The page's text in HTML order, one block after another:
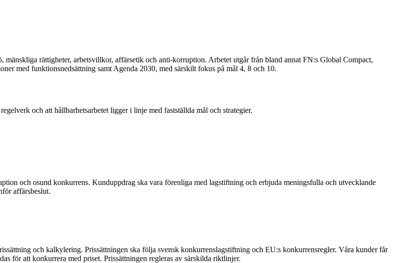
rättigheter, arbetsvillkor, affärsetik och anti-korruption. Arbetet utgår från bland annat FN:s Global Compact,
med funktionsnedsättning samt Agenda 2030, med särskilt fokus på mål 4, 8 och 10.
och att hållbarhetsarbetet ligger i linje med fastställda mål och strategier.
och osund konkurrens. Kunduppdrag ska vara förenliga med lagstiftning och erbjuda meningsfulla och utvecklande
affärsbeslut.
och kalkylering. Prissättningen ska följa svensk konkurrenslagstiftning och EU:s konkurrensregler. Våra kunder får
för att konkurrera med priset. Prissättningen regleras av särskilda riktlinjer.